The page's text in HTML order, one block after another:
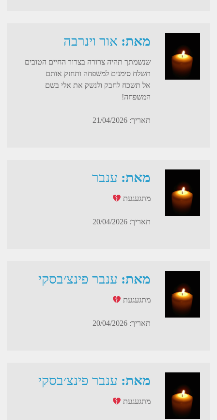
מאת: אור וינרבה
שנשמתך תהיה צרורה בצרור החיים הטובים
תשלח סימנים למשפחה ותחזק אותם
אל תשכח לחבק ולנשק את אלי בשם
המשפחה!
תאריך: 21/04/2026
מאת: ענבר
מתגעגעת
תאריך: 20/04/2026
מאת: ענבר פינצ׳בסקי
מתגעגעת
תאריך: 20/04/2026
מאת: ענבר פינצ׳בסקי
מתגעגעת